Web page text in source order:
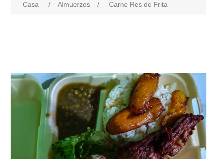
Casa / Almuerzos / Carne Res de Frita